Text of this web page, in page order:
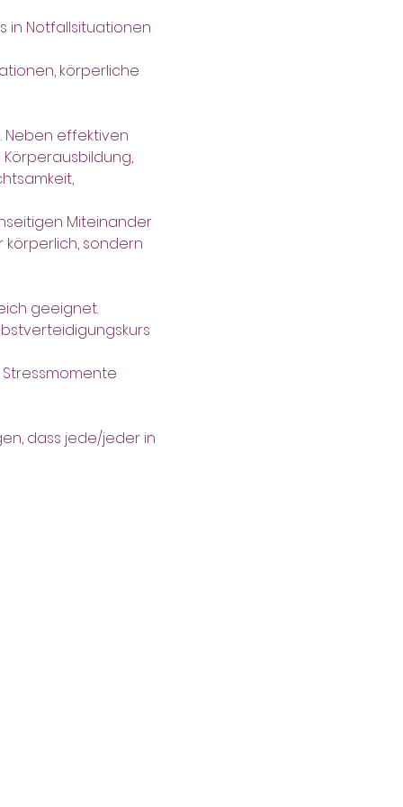
in Notfallsituationen
körperliche
Neben effektiven
Miteinander
sondern
geeignet.
Stressmomente
dass jede/jeder in